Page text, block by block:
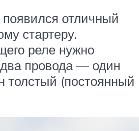
отличный
стартеру.
реле нужно
провода — один
толстый (постоянный